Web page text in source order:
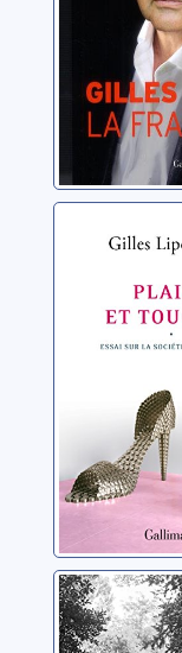
essai
société
Lipovetsky,
François
Truffaut: